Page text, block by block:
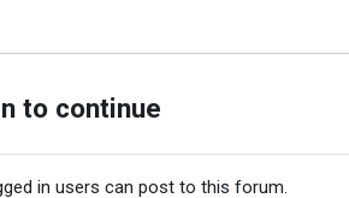
to continue
in users can post to this forum.